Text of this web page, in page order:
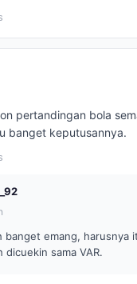
pertandingan bola
banget keputusannya.
banget emang, harusnya
dicuekin sama VAR.